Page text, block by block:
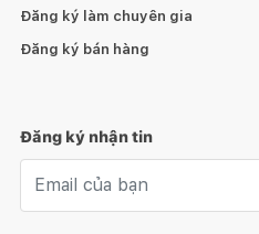
Đăng ký làm chuyên gia
Đăng ký bán hàng
Đăng ký nhận tin